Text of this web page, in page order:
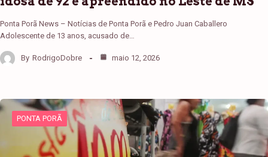
Ponta Porã News – Notícias de Ponta Porã e Pedro Juan Caballero
Adolescente de 13 anos, acusado de…
By RodrigoDobre maio 12, 2026
PONTA PORÃ